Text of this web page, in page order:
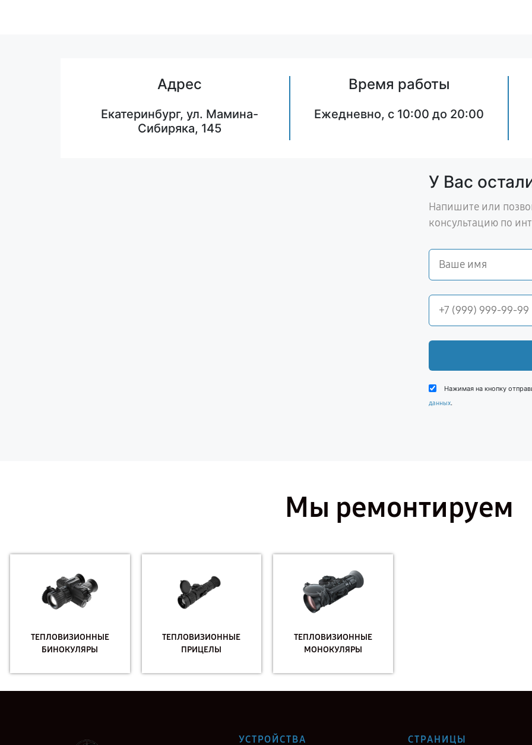
Адрес
Екатеринбург, ул. Мамина-
Сибиряка, 145
Время работы
Ежедневно, с 10:00 до 20:00
У Вас
Напишите или
консультацию по
Нажимая на кнопку
данных.
Мы ремонтируем
ТЕПЛОВИЗИОННЫЕ
БИНОКУЛЯРЫ
ТЕПЛОВИЗИОННЫЕ
ПРИЦЕЛЫ
ТЕПЛОВИЗИОННЫЕ
МОНОКУЛЯРЫ
УСТРОЙСТВА СТРАНИЦЫ